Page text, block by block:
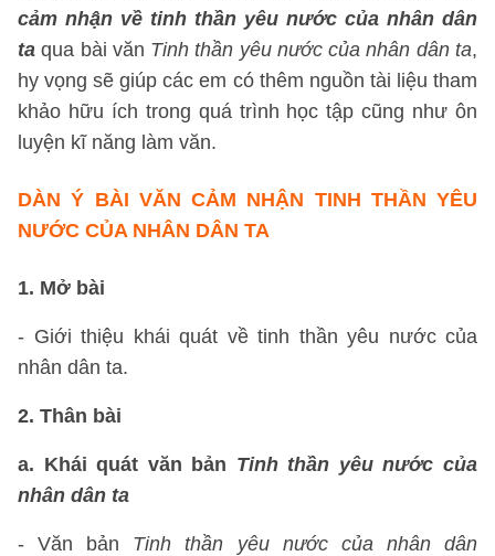
cảm nhận về tinh thần yêu nước của nhân dân
ta qua bài văn Tinh thần yêu nước của nhân dân ta,
hy vọng sẽ giúp các em có thêm nguồn tài liệu tham
khảo hữu ích trong quá trình học tập cũng như ôn
luyện kĩ năng làm văn.
DÀN Ý BÀI VĂN CẢM NHẬN TINH THẦN YÊU
NƯỚC CỦA NHÂN DÂN TA
1. Mở bài
- Giới thiệu khái quát về tinh thần yêu nước của
nhân dân ta.
2. Thân bài
a. Khái quát văn bản Tinh thần yêu nước của
nhân dân ta
- Văn bản Tinh thần yêu nước của nhân dân